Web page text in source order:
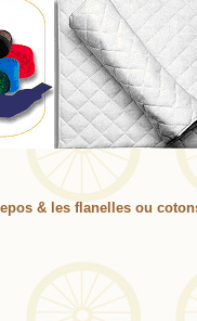
& les flanelles ou